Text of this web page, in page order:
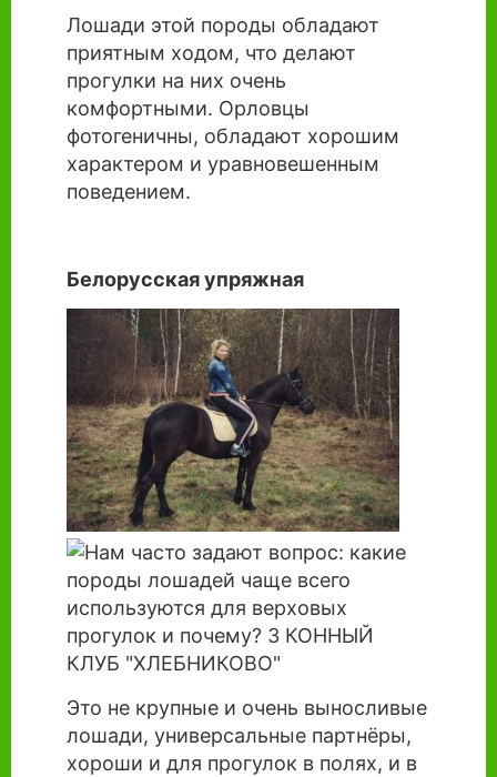
Лошади этой породы обладают
приятным ходом, что делают
прогулки на них очень
комфортными. Орловцы
фотогеничны, обладают хорошим
характером и уравновешенным
поведением.
Белорусская упряжная
Это не крупные и очень выносливые
лошади, универсальные партнёры,
хороши и для прогулок в полях, и в